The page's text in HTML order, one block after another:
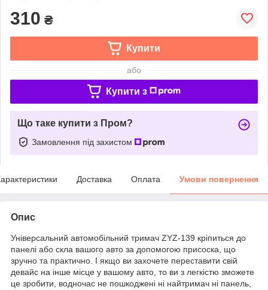
310 ₴
Купити
або
Купити з
Що таке купити з Пром?
Замовлення під захистом
Доставка Оплата Умови повернення
Опис
Універсальний автомобільний тримач ZYZ-139 кріпиться до
панелі або скла вашого авто за допомогою присоска, що
зручно та практично. І якщо ви захочете переставити свій
девайс на інше місце у вашому авто, то ви з легкістю зможете
це зробити, водночас не пошкоджені ні найтримач ні панель,